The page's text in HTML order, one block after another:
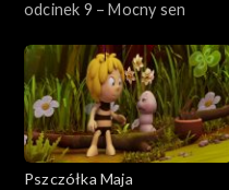
odcinek 9 – Mocny sen
Pszczółka Maja